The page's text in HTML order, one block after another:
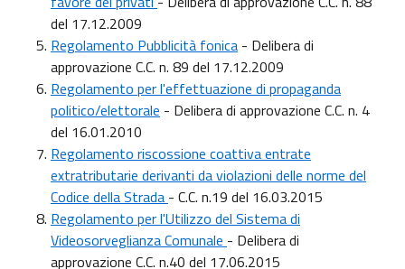
del 17.12.2009
Regolamento Pubblicità fonica - Delibera di
approvazione C.C. n. 89 del 17.12.2009
Regolamento per l'effettuazione di propaganda
politico/elettorale - Delibera di approvazione C.C. n. 4
del 16.01.2010
Regolamento riscossione coattiva entrate
extratributarie derivanti da violazioni delle norme del
Codice della Strada - C.C. n.19 del 16.03.2015
Regolamento per l'Utilizzo del Sistema di
Videosorveglianza Comunale - Delibera di
approvazione C.C. n.40 del 17.06.2015